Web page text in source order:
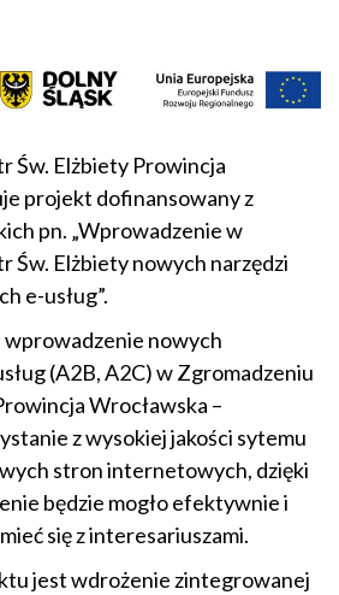
Św. Elżbiety Prowincja
projekt dofinansowany z
pn. „Wprowadzenie w
Św. Elżbiety nowych narzędzi
e-usług”.
nowych
(A2B, A2C) w Zgromadzeniu
Wrocławska –
z wysokiej jakości sytemu
stron internetowych, dzięki
będzie mogło efektywnie i
się z interesariuszami.
jest wdrożenie zintegrowanej